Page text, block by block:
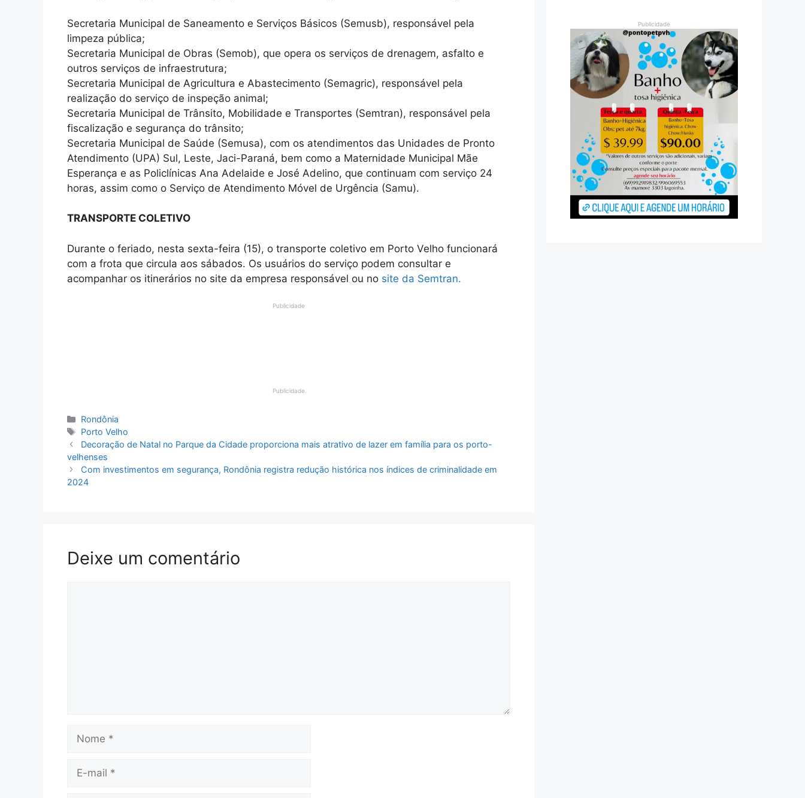
Secretaria Municipal de Saneamento e Serviços Básicos (Semusb), responsável pela
limpeza pública;
Secretaria Municipal de Obras (Semob), que opera os serviços de drenagem, asfalto e
outros serviços de infraestrutura;
Secretaria Municipal de Agricultura e Abastecimento (Semagric), responsável pela
realização do serviço de inspeção animal;
Secretaria Municipal de Trânsito, Mobilidade e Transportes (Semtran), responsável pela
fiscalização e segurança do trânsito;
Secretaria Municipal de Saúde (Semusa), com os atendimentos das Unidades de Pronto
Atendimento (UPA) Sul, Leste, Jaci-Paraná, bem como a Maternidade Municipal Mãe
Esperança e as Policlínicas Ana Adelaide e José Adelino, que continuam com serviço 24
horas, assim como o Serviço de Atendimento Móvel de Urgência (Samu).
TRANSPORTE COLETIVO
Durante o feriado, nesta sexta-feira (15), o transporte coletivo em Porto Velho funcionará
com a frota que circula aos sábados. Os usuários do serviço podem consultar e
acompanhar os itinerários no site da empresa responsável ou no site da Semtran.
Publicidade
Publicidade
Categorias
Rondônia
Tags
Porto Velho
Decoração de Natal no Parque da Cidade proporciona mais atrativo de lazer em família para os porto-
velhenses
Com investimentos em segurança, Rondônia registra redução histórica nos índices de criminalidade em
2024
Deixe um comentário
mail
Publicidade